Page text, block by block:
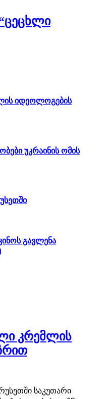
იდეოლოგების
უკრაინის ომის
გავლენა
კრემლის
საკუთარი